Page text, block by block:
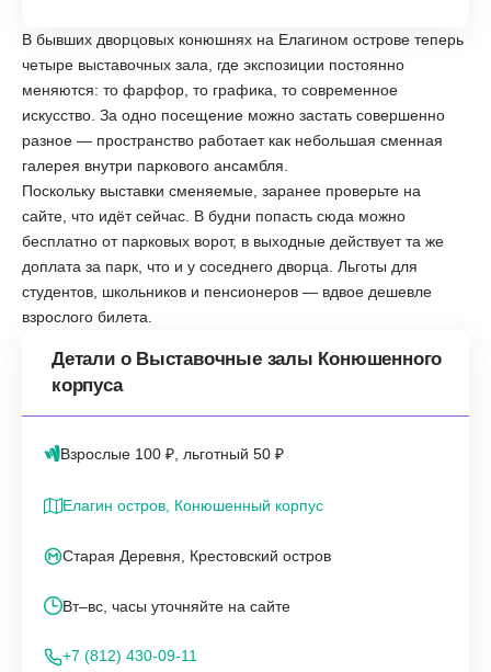
В бывших дворцовых конюшнях на Елагином острове теперь
четыре выставочных зала, где экспозиции постоянно
меняются: то фарфор, то графика, то современное
искусство. За одно посещение можно застать совершенно
разное — пространство работает как небольшая сменная
галерея внутри паркового ансамбля.
Поскольку выставки сменяемые, заранее проверьте на
сайте, что идёт сейчас. В будни попасть сюда можно
бесплатно от парковых ворот, в выходные действует та же
доплата за парк, что и у соседнего дворца. Льготы для
студентов, школьников и пенсионеров — вдвое дешевле
взрослого билета.
Детали о Выставочные залы Конюшенного
корпуса
Взрослые 100 ₽, льготный 50 ₽
Елагин остров, Конюшенный корпус
Старая Деревня, Крестовский остров
Вт–вс, часы уточняйте на сайте
+7 (812) 430-09-11